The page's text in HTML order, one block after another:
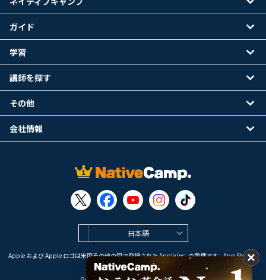
日本語
Apple および Apple ロゴは米国その他の国で登録された Apple Inc. の商標です。App Store は
Apple Inc. のサービスマークです。
ガイド
学習
講師を探す
その他
会社情報